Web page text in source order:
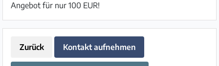
Angebot für nur 100 EUR!
Zurück Kontakt aufnehmen